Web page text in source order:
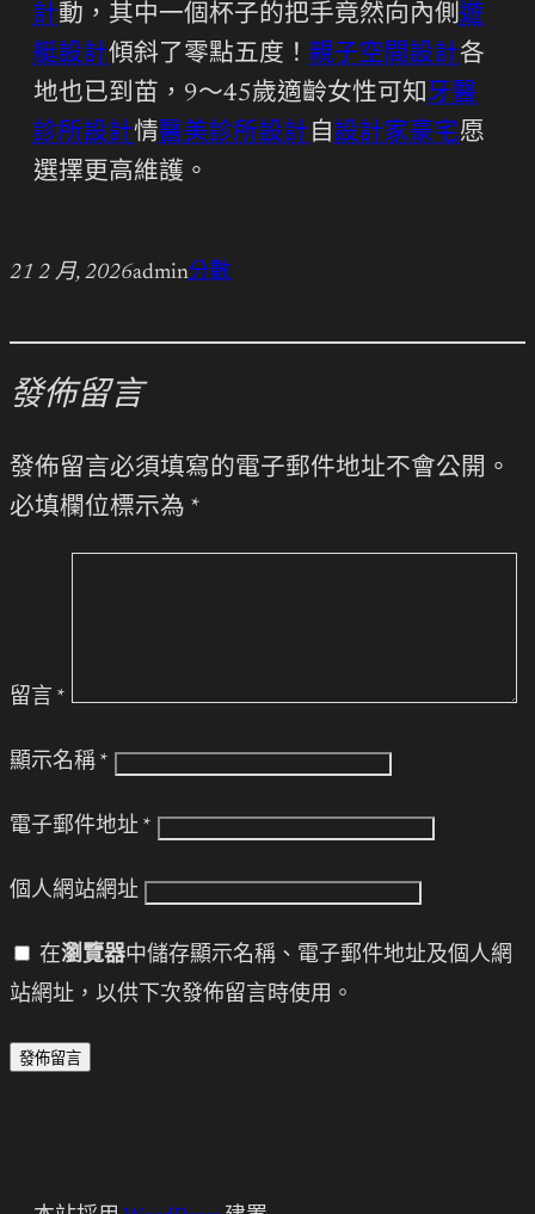
計動，其中一個杯子的把手竟然向內側遊
艇設計傾斜了零點五度！ 親子空間設計各
地也已到苗，9～45歲適齡女性可知牙醫
診所設計情醫美診所設計自設計家豪宅愿
選擇更高維護。
21 2 月, 2026admin分數
發佈留言
發佈留言必須填寫的電子郵件地址不會公開。
必填欄位標示為 *
留言 *
顯示名稱 *
電子郵件地址 *
個人網站網址
在瀏覽器中儲存顯示名稱、電子郵件地址及個人網
站網址，以供下次發佈留言時使用。